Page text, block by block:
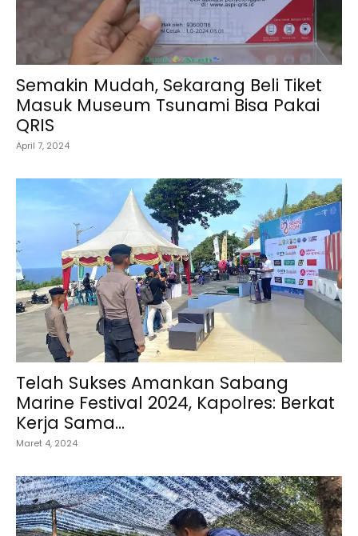
Semakin Mudah, Sekarang Beli Tiket
Masuk Museum Tsunami Bisa Pakai
QRIS
April 7, 2024
Telah Sukses Amankan Sabang
Marine Festival 2024, Kapolres: Berkat
Kerja Sama...
Maret 4, 2024